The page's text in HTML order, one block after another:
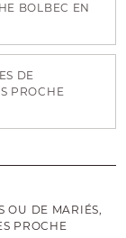
BOLBEC EN
DE
PROCHE
OU DE MARIÉS,
PROCHE